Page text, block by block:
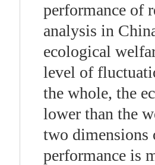
performance of
analysis in
ecological
level of
the whole, the
lower than the
two dimensions
performance is